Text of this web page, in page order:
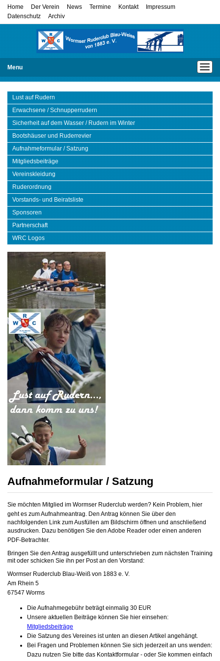
Home Der Verein News Termine Kontakt
Impressum
Datenschutz
Archiv
Menu
Lust auf Rudern
Erwachsene / Schnupperrudern
Sicherheit auf dem Wasser / Rudern im Winter
Bootshäuser und Ruderrevier
Aufnahmeformular / Satzung
Mitgliedsbeiträge
Vereinskleidung
Ruderordnung
Vorstands- und Beiratsliste
Sponsoren
Partnerschaft
WRC Logos
Aufnahmeformular / Satzung
Sie möchten Mitglied im Wormser Ruderclub werden? Kein Problem, hier
geht es zum Aufnahmeantrag. Den Antrag können Sie über den
nachfolgenden Link zum Ausfüllen am Bildschirm öffnen und anschließend
ausdrucken. Dazu benötigen Sie den Adobe Reader oder einen anderen
PDF-Betrachter.
Bringen Sie den Antrag ausgefüllt und unterschrieben zum nächsten Training
mit oder schicken Sie ihn per Post an den Vorstand:
Wormser Ruderclub Blau-Weiß von 1883 e. V.
Am Rhein 5
67547 Worms
Die Aufnahmegebühr beträgt einmalig 30 EUR
Unsere aktuellen Beiträge können Sie hier einsehen:
Mitgliedsbeiträge
Die Satzung des Vereines ist unten an diesen Artikel angehängt.
Bei Fragen und Problemen können Sie sich jederzeit an uns wenden:
Dazu nutzen Sie bitte das Kontaktformular - oder Sie kommen einfach